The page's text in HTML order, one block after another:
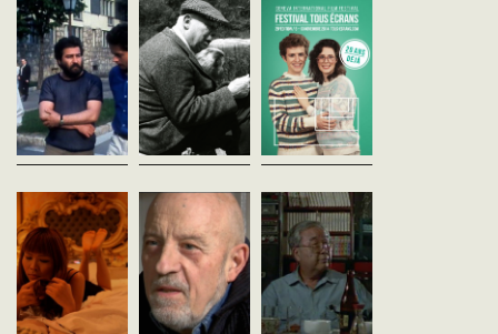
Jean-Louis Comolli
France - 1971
vost - 53'
Cinéastes, de notre
tempsDes rues de Budapest
à la campagne, la parole est
donnée aux cinéastes
hongrois. Ceux-ci sondent le
passé pour affronter le...
L'EXCEPTION
Jacques Rivette
France - 1967
vf - 95'
Cinéastes, de notre
tempsTroisième volet du
triptyque consacré à celui qui,
selon Rivette, incarne une
idée très exigeante du
cinéma. Montée par Jean...
vost - 89'
MECCARILLOS (Aurélie
Pernet, Suisse, 2014,
ouvre son bar comme à
habitude, laissant ses
filles...
Love Hotel
experience
France - 2014
vost - 75'
PREMIERE SUISSETBA /
Compétition internationale
transmédiaLes Love
Hotels permettent aux
Japonais de vivre une intimité
qu'ils n'ont pas...
Le système
Moullet
France - 2009
vf - 60'
Cinéastes, de notre
tempsLuc Moullet, qui évalue
l’écriture d’un scénario en
gramme, est un cinéaste de
la juste mesure et de
l’absurde. Il fait...
SHOHEI
LIBRE PENSEUR
France - 1995
vost - 60'
des mises en scène de
quotidienne qui servent
cadre à l’interview,
nous parle de son
aux...